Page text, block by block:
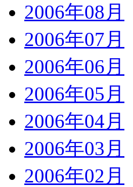
2006年08月
2006年07月
2006年06月
2006年05月
2006年04月
2006年03月
2006年02月